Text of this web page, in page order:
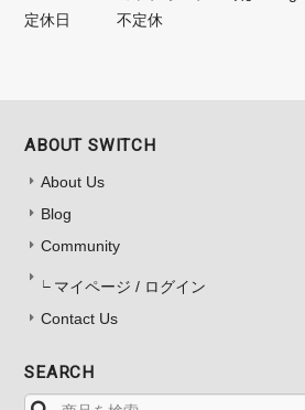
定休日
不定休
ABOUT SWITCH
About Us
Blog
Community
マイページ / ログイン
Contact Us
SEARCH